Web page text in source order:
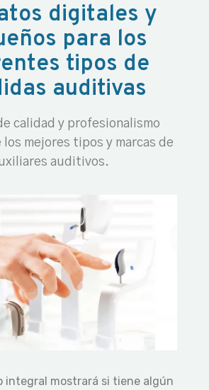
digitales y
para los
tipos de
auditivas
calidad y profesionalismo
mejores tipos y marcas de
auditivos.
integral mostrará si tiene algún